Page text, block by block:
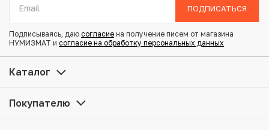
Купить 1 пайс 1909 года (BS 1966) Непал по
привлекательной цене можно в нашем интернет-
магазине — Вам достаточно оформить заказ на сайте.
Все монеты, представленные в каталоге, находятся в
Мы доставим Ваш заказ в любой регион России, кроме
ПОДПИСАТЬСЯ
Подписываясь, даю согласие на получение писем от магазина
НУМИЗМАТ и согласие на обработку персональных данных
Каталог
Покупателю